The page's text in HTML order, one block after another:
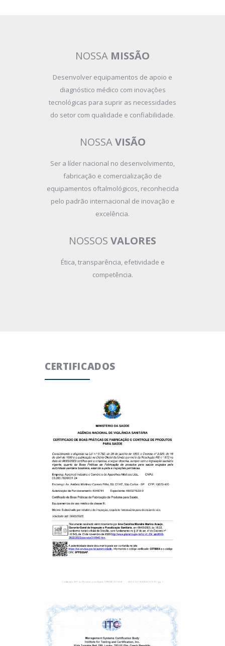
NOSSA MISSÃO
Desenvolver equipamentos de apoio e
diagnóstico médico com inovações
tecnológicas para suprir as necessidades
do setor com qualidade e confiabilidade.
NOSSAVISÃO
Ser a líder nacional no desenvolvimento,
fabricação e comercialização de
equipamentos oftalmológicos, reconhecida
pelo padrão internacional de inovação e
excelência.
NOSSOS VALORES
Ética, transparência, efetividade e
competência.
CERTIFICADOS